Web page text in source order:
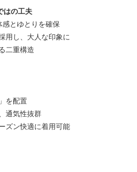
はの工夫
感とゆとりを確保
用し、大人な印象に
二重構造
を配置
通気性抜群
ズン快適に着用可能